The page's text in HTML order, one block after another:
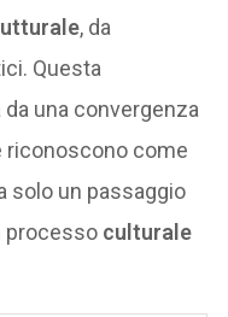
, da
Questa
una convergenza
riconoscono come
solo un passaggio
processo culturale